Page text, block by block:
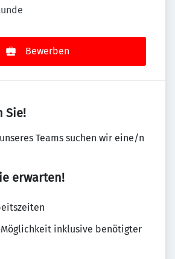
Bewerben
Sie!
Teams suchen wir eine/n
erwarten!
inklusive benötigter